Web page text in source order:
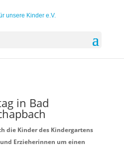
in Bad
die Kinder des Kindergartens
Erzieherinnen um einen